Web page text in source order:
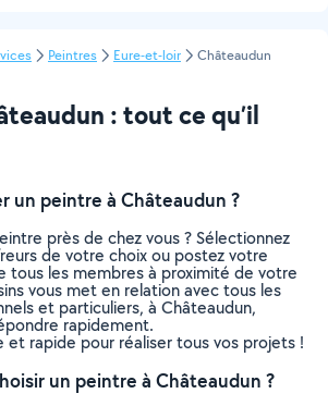
Peintres Eure-et-loir Châteaudun
: tout ce qu’il
un peintre à Châteaudun ?
près de chez vous ? Sélectionnez
de votre choix ou postez votre
tous les membres à proximité de votre
vous met en relation avec tous les
et particuliers, à Châteaudun,
rapidement.
et rapide pour réaliser tous vos projets !
un peintre à Châteaudun ?